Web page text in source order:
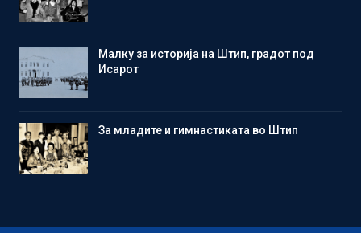
Малку за историја на Штип, градот под
Исарот
Зa младите и гимнастиката во Штип